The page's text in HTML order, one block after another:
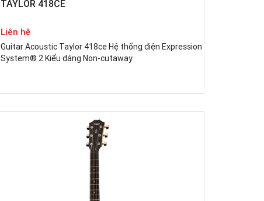
TAYLOR 418CE
Liên hệ
Guitar Acoustic Taylor 418ce Hệ thống điện Expression
System® 2 Kiểu dáng Non-cutaway